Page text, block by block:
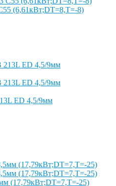
(6,61кВт;DT=8,Т=-8)
ED 4,5/9мм
(17,79кВт;DT=7,Т=-25)